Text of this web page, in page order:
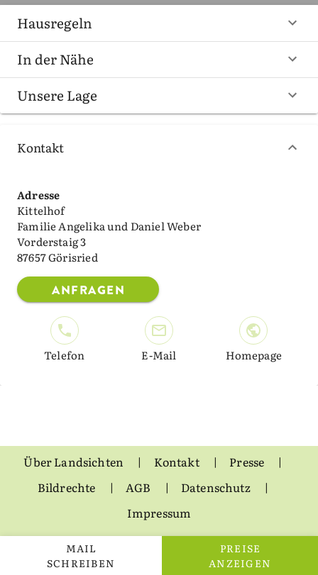
MAIL
SCHREIBEN
PREISE
ANZEIGEN
Hausregeln
In der Nähe
Unsere Lage
Kontakt
Adresse
Kittelhof
Familie Angelika und Daniel Weber
Vorderstaig 3
87657 Görisried
ANFRAGEN
Telefon E-Mail Homepage
Über Landsichten Kontakt
Presse
Bildrechte
AGB
Datenschutz
Impressum